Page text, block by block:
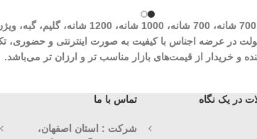
شرکت مهرآوران فیض کاشان در زمینه تولید
فیض کاشان با سابقه درخشان 30 ساله با هدف سهولت در عرضه اجناس با کیفیت
و خریدار از قیمت‌های بازار مناسب تر و ارزان تر می‌باشد.
در یک نگاه تماس با ما
شرکت : استان اصفهان،